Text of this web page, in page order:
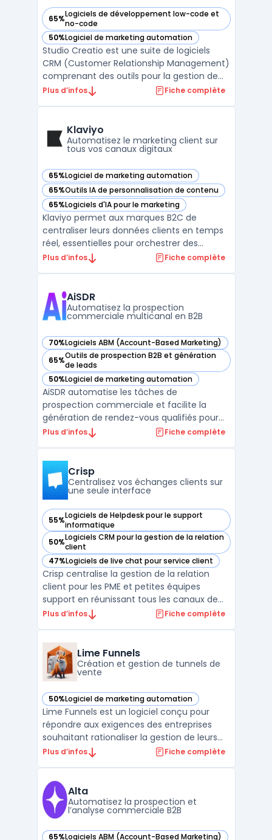
65%Logiciels de développement low-code et
no-code
— voir Studio Creatio dans cette catégorie
50%Logiciel de marketing automation
— voir Studio Creatio dans cette catégorie
Studio Creatio est une suite de logiciels
CRM (Customer Relationship Management)
comprenant des outils pour la gestion de
ventes, de marketing et de service
processus de vente, d'analyser les
campagnes de marketing ...
Plus d’infos Fiche complète
Klaviyo
Automatisez le marketing client sur
tous vos canaux digitaux
65%Logiciel de marketing automation
— voir Klaviyo dans cette catégorie
65%Outils IA de personnalisation de contenu
— voir Klaviyo dans cette catégorie
65%Logiciels d'IA pour le marketing
— voir Klaviyo dans cette catégorie
Klaviyo permet aux marques B2C de
centraliser leurs données clients en temps
réel, essentielles pour orchestrer des
campagnes multicanales. Les directions
d’engagement issues du web, du mobile et
des plateformes e-comm ...
Plus d’infos Fiche complète
AiSDR
Automatisez la prospection
commerciale multicanal en B2B
70%Logiciels ABM (Account-Based Marketing)
— voir AiSDR dans cette catégorie
65%Outils de prospection B2B et génération
de leads
— voir AiSDR dans cette catégorie
50%Logiciel de marketing automation
— voir AiSDR dans cette catégorie
AiSDR automatise les tâches de
prospection commerciale et facilite la
génération de rendez-vous qualifiés pour
les équipes orientées pipeline. Le produit
impliqués dans la gestion de processus de
prospection. En centralisan ...
Plus d’infos Fiche complète
Crisp
Centralisez vos échanges clients sur
une seule interface
55%Logiciels de Helpdesk pour le support
informatique
— voir Crisp dans cette catégorie
50%Logiciels CRM pour la gestion de la relation
client
— voir Crisp dans cette catégorie
47%Logiciels de live chat pour service client
— voir Crisp dans cette catégorie
Crisp centralise la gestion de la relation
client pour les PME et petites équipes
support en réunissant tous les canaux de
communication dans une interface unique.
engendre des suivis complexes pour les
conversations et mod ...
Plus d’infos Fiche complète
Lime Funnels
Création et gestion de tunnels de
vente
50%Logiciel de marketing automation
— voir Lime Funnels dans cette catégorie
Lime Funnels est un logiciel conçu pour
répondre aux exigences des entreprises
souhaitant rationaliser la gestion de leurs
campagnes marketing automatisées.
tunnels de vente et l’acquisition de leads
afin d’optimiser ...
Plus d’infos Fiche complète
Alta
Automatisez la prospection et
l’analyse commerciale B2B
65%Logiciels ABM (Account-Based Marketing)